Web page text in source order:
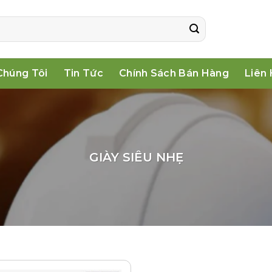
Tôi Tin Tức Chính Sách Bán Hàng Liên
GIÀY SIÊU NHẸ